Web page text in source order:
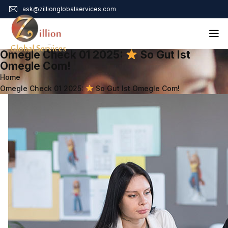
ask@zillionglobalservices.com
Home
About Us
Services
Bookkeeping & Tax
Cyber Maturity
Cybersecurity Risk Management
Education & Training
Enterprise Risk Management & Risk Culture
Mock Audit & Examination
Service Education Resources
Sox Compliance
Omegle Check 01 2025:
So Gut Ist
Omegle Com!
Home
Omegle Check 01 2025:
So Gut Ist Omegle Com!